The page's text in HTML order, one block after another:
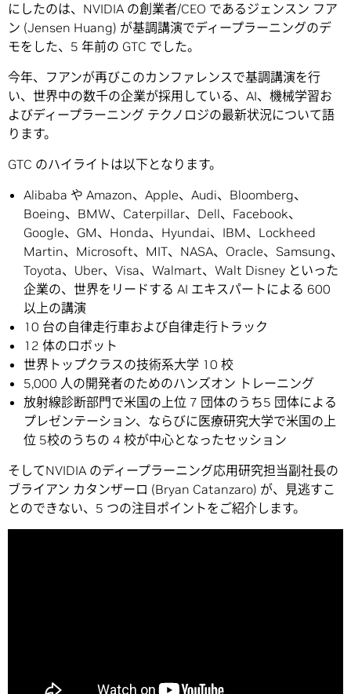
にしたのは、NVIDIA の創業者/CEO であるジェンスン フア
ン (Jensen Huang) が基調講演でディープラーニングのデ
モをした、5 年前の GTC でした。
今年、フアンが再びこのカンファレンスで基調講演を行
い、世界中の数千の企業が採用している、AI、機械学習お
よびディープラーニング テクノロジの最新状況について語
ります。
GTC のハイライトは以下となります。
Alibaba や Amazon、Apple、Audi、Bloomberg、
Boeing、BMW、Caterpillar、Dell、Facebook、
Google、GM、Honda、Hyundai、IBM、Lockheed
Martin、Microsoft、MIT、NASA、Oracle、Samsung、
Toyota、Uber、Visa、Walmart、Walt Disney といった
企業の、世界をリードする AI エキスパートによる 600
以上の講演
10 台の自律走行車および自律走行トラック
12 体のロボット
世界トップクラスの技術系大学 10 校
5,000 人の開発者のためのハンズオン トレーニング
放射線診断部門で米国の上位 7 団体のうち5 団体による
プレゼンテーション、ならびに医療研究大学で米国の上
位 5校のうちの 4 校が中心となったセッション
そしてNVIDIA のディープラーニング応用研究担当副社長の
ブライアン カタンザーロ (Bryan Catanzaro) が、見逃すこ
とのできない、5 つの注目ポイントをご紹介します。